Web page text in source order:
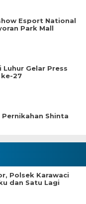
Esport National
Park Mall
Luhur Gelar Press
ke-27
Shinta
Polsek Karawaci
dan Satu Lagi